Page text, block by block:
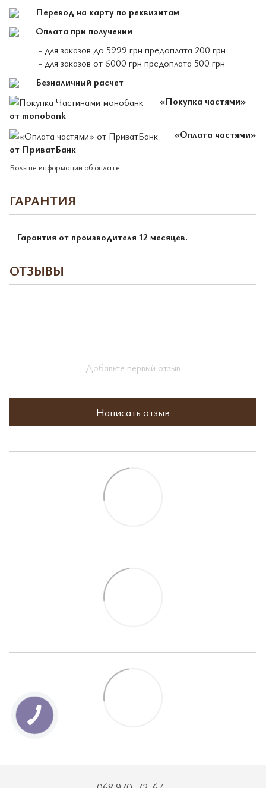
Перевод на карту по реквизитам
Оплата при получении
- для заказов до 5999 грн предоплата 200 грн
- для заказов от 6000 грн предоплата 500 грн
Безналичный расчет
«Покупка частями»
от monobank
«Оплата частями»
от ПриватБанк
Больше информации об оплате
ГАРАНТИЯ
Гарантия от производителя 12 месяцев.
ОТЗЫВЫ
Добавьте первый отзыв
Написать отзыв